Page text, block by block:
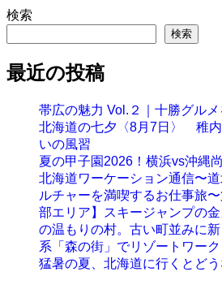
検索
検索
最近の投稿
帯広の魅力 Vol.２｜十勝グル
北海道の七夕〈8月7日〉 稚
いの風習
夏の甲子園2026！横浜vs沖縄
北海道ワーケーション通信〜
ルチャーを満喫するお仕事旅
部エリア】スキージャンプの
の温もりの村。古い町並みに
系「森の街」でリゾートワーク
猛暑の夏、北海道に行くとどう